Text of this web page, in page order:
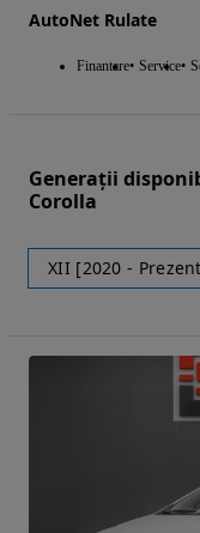
AutoNet Rulate
Finantare Service
Generații
Corolla
XII [2020 -